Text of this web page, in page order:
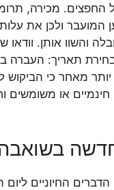
החפצים. מכירה,
ולכן את
והשוו אותן.
תאריך: העברה
מאחר כי הביקוש
או משומשים
החיוניים